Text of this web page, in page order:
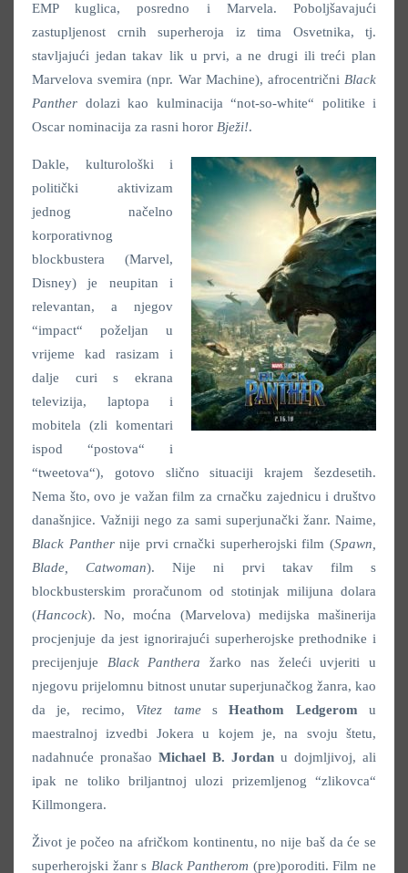
EMP kuglica, posredno i Marvela. Poboljšavajući
zastupljenost crnih superheroja iz tima Osvetnika, tj.
stavljajući jedan takav lik u prvi, a ne drugi ili treći plan
Marvelova svemira (npr. War Machine), afrocentrični Black
Panther dolazi kao kulminacija “not-so-white“ politike i
Oscar nominacija za rasni horor Bježi!.
Dakle, kulturološki i
politički aktivizam
jednog načelno
korporativnog
blockbustera (Marvel,
Disney) je neupitan i
relevantan, a njegov
“impact“ poželjan u
vrijeme kad rasizam i
dalje curi s ekrana
televizija, laptopa i
mobitela (zli komentari
ispod “postova“ i
“tweetova“), gotovo slično situaciji krajem šezdesetih.
Nema što, ovo je važan film za crnačku zajednicu i društvo
današnjice. Važniji nego za sami superjunački žanr. Naime,
Black Panthernije prvi crnački superherojski film (Spawn,
Blade, Catwoman). Nije ni prvi takav film s
blockbusterskim proračunom od stotinjak milijuna dolara
(Hancock). No, moćna (Marvelova) medijska mašinerija
procjenjuje da jest ignorirajući superherojske prethodnike i
precijenjuje Black Panthera žarko nas želeći uvjeriti u
njegovu prijelomnu bitnost unutar superjunačkog žanra, kao
da je, recimo, Vitez tamesHeathom Ledgerom u
maestralnoj izvedbi Jokera u kojem je, na svoju štetu,
nadahnuće pronašao Michael B. Jordan u dojmljivoj, ali
ipak ne toliko briljantnoj ulozi prizemljenog “zlikovca“
Killmongera.
Život je počeo na afričkom kontinentu, no nije baš da će se
superherojski žanr s Black Pantherom (pre)poroditi. Film ne